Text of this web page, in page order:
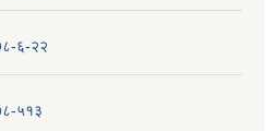
६-२२
५१३